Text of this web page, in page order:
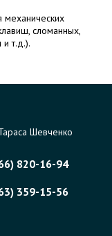
механических
сломанных,
т.д.).
Шевченко
820-16-94
359-15-56